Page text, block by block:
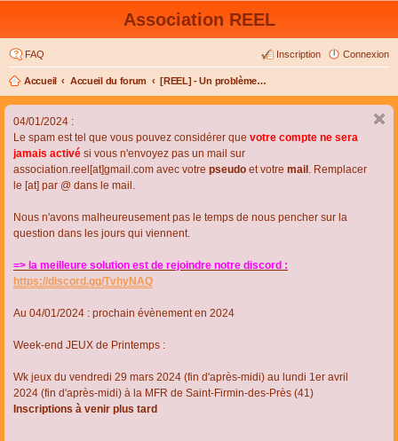
Association REEL
FAQ Connexion
Inscription
Accueil Accueil du forum [REEL] - Un problème de connexion ou d'inscription ?
04/01/2024 :
Le spam est tel que vous pouvez considérer que votre compte ne sera
jamais activé si vous n'envoyez pas un mail sur
association.reel[at]gmail.com avec votre pseudo et votre mail . Remplacer
le [at] par @ dans le mail.
Nous n'avons malheureusement pas le temps de nous pencher sur la
question dans les jours qui viennent.
=> la meilleure solution est de rejoindre notre discord :
https://discord.gg/TvhyNAQ
Au 04/01/2024 : prochain évènement en 2024
Week-end JEUX de Printemps :
Wk jeux du vendredi 29 mars 2024 (fin d'après-midi) au lundi 1er avril
2024 (fin d'après-midi) à la MFR de Saint-Firmin-des-Près (41)
Inscriptions à venir plus tard